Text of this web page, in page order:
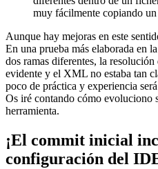
muy fácilmente copiando
Aunque hay mejoras en este
En una prueba más elaborada en
dos ramas diferentes, la
evidente y el XML no estaba tan
poco de práctica y experiencia
Os iré contando cómo evoluciono
herramienta.
¡El commit inicial
configuración del